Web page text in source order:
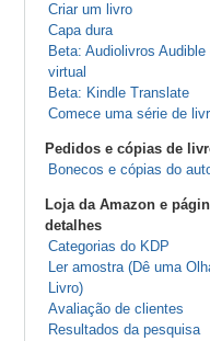
Criar um livro
Capa dura
Beta: Audiolivros
virtual
Beta: Kindle Translate
Comece uma série de
Pedidos e cópias de
Bonecos e cópias do
Loja da Amazon e
detalhes
Categorias do KDP
Ler amostra (Dê uma
Livro)
Avaliação de clientes
Resultados da pesquisa